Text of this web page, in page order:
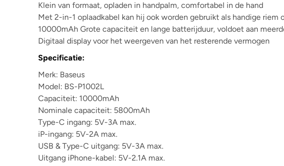
Klein van formaat, opladen in handpalm, comfortabel in de hand
Met 2-in-1 oplaadkabel kan hij ook worden gebruikt als handige riem
10000mAh Grote capaciteit en lange batterijduur, voldoet aan
Digitaal display voor het weergeven van het resterende vermogen
Specificatie:
Merk: Baseus
Model: BS-P1002L
Capaciteit: 10000mAh
Nominale capaciteit: 5800mAh
Type-C ingang: 5V-3A max.
iP-ingang: 5V-2A max.
USB & Type-C uitgang: 5V-3A max.
Uitgang iPhone-kabel: 5V-2.1A max.